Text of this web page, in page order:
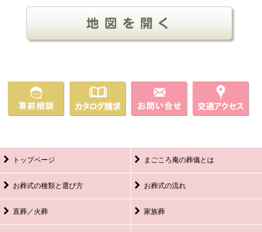
トップページ まごころ庵の葬儀とは
お葬式の種類と選び方 お葬式の流れ
直葬／火葬 家族葬